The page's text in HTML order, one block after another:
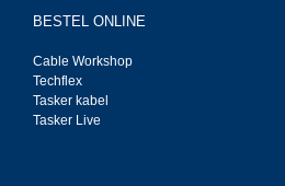
BESTEL ONLINE
Cable Workshop
Techflex
Tasker kabel
Tasker Live